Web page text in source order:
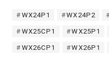
WX24P1 WX24P2
WX25CP1 WX25P1
WX26CP1 WX26P1